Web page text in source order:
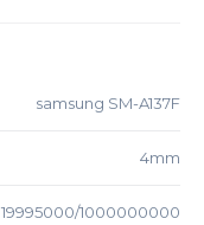
samsung SM-A137F
4mm
19995000/1000000000